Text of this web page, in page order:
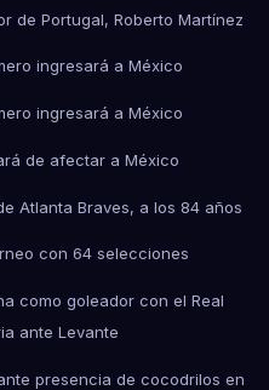
de Portugal, Roberto Martínez
ingresará a México
ingresará a México
de afectar a México
Atlanta Braves, a los 84 años
con 64 selecciones
como goleador con el Real
ante Levante
presencia de cocodrilos en